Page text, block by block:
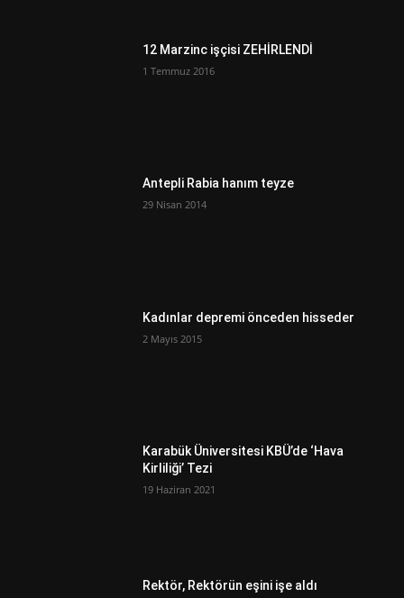
12 Marzinc işçisi ZEHİRLENDİ
1 Temmuz 2016
Antepli Rabia hanım teyze
29 Nisan 2014
Kadınlar depremi önceden hisseder
2 Mayıs 2015
Karabük Üniversitesi KBÜ’de ‘Hava
Kirliliği’ Tezi
19 Haziran 2021
Rektör, Rektörün eşini işe aldı